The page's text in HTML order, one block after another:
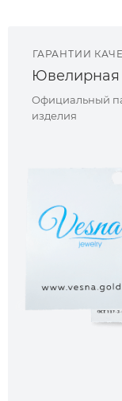
ГАРАНТИИ
Ювелирная
Официальный
изделия